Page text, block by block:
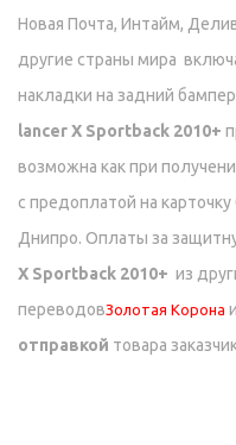
Новая Почта, Интайм,
другие страны мира
накладки на задний
lancer X Sportback 2010+
возможна как при
с предоплатой на
Днипро. Оплаты за
X Sportback 2010+ из
переводовЗолотая Корона
отправкой товара